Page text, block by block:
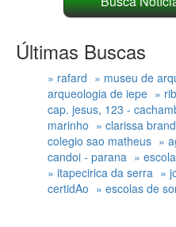
Últimas Buscas
» rafard » museu de
arqueologia de iepe »
cap. jesus, 123 -
marinho » clarissa
colegio sao matheus »
candoi - parana »
» itapecirica da serra »
certidAo » escolas de